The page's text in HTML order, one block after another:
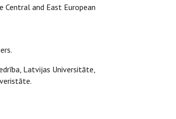
Central and East European
Latvijas Universitāte,